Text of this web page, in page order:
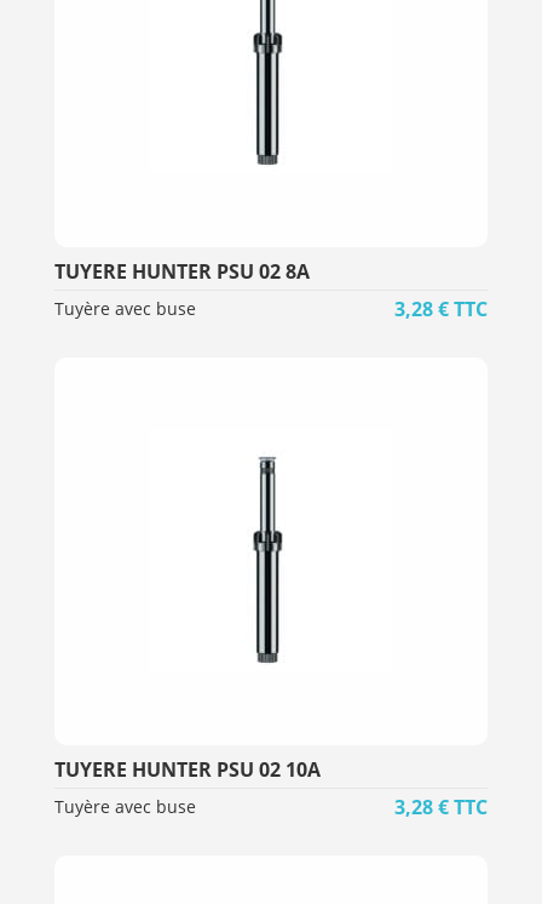
TUYERE HUNTER PSU 02 8A
Tuyère avec buse 3,28€TTC
TUYERE HUNTER PSU 02 10A
Tuyère avec buse 3,28€TTC